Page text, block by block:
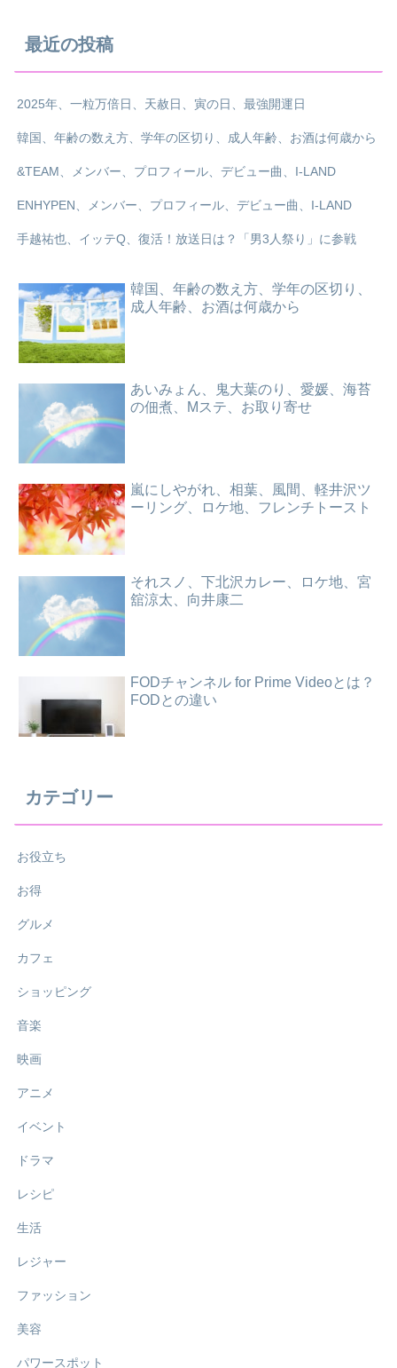
最近の投稿
2025年、一粒万倍日、天赦日、寅の日、最強開運日
韓国、年齢の数え方、学年の区切り、成人年齢、お酒は何歳から
&TEAM、メンバー、プロフィール、デビュー曲、I-LAND
ENHYPEN、メンバー、プロフィール、デビュー曲、I-LAND
手越祐也、イッテQ、復活！放送日は？「男3人祭り」に参戦
韓国、年齢の数え方、学年の区切り、
成人年齢、お酒は何歳から
あいみょん、鬼大葉のり、愛媛、海苔
の佃煮、Mステ、お取り寄せ
嵐にしやがれ、相葉、風間、軽井沢ツ
ーリング、ロケ地、フレンチトースト
それスノ、下北沢カレー、ロケ地、宮
舘涼太、向井康二
FODチャンネル for Prime Videoとは？
FODとの違い
カテゴリー
お役立ち
お得
グルメ
カフェ
ショッピング
音楽
映画
アニメ
イベント
ドラマ
レシピ
生活
レジャー
ファッション
美容
パワースポット